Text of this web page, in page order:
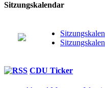
Sitzungskalendar
CDU Ticker